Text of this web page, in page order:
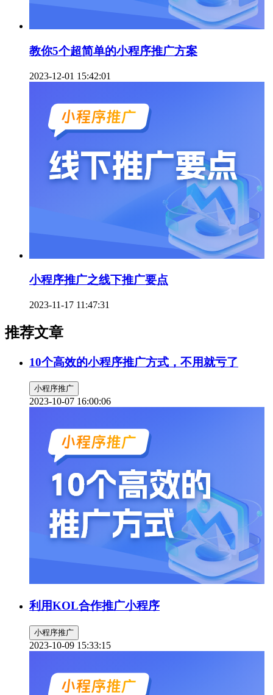
教你5个超简单的小程序推广方案
2023-12-01 15:42:01
小程序推广之线下推广要点
2023-11-17 11:47:31
推荐文章
10个高效的小程序推广方式，不用就亏了
小程序推广
2023-10-07 16:00:06
利用KOL合作推广小程序
小程序推广
2023-10-09 15:33:15